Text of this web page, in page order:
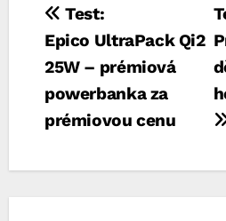
Navigace
pro
příspěvek
Test:
Epico UltraPack Qi2
25W – prémiová
powerbanka za
prémiovou cenu